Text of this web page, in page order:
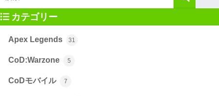
カテゴリー
Apex Legends 31
CoD:Warzone 5
CoDモバイル 7